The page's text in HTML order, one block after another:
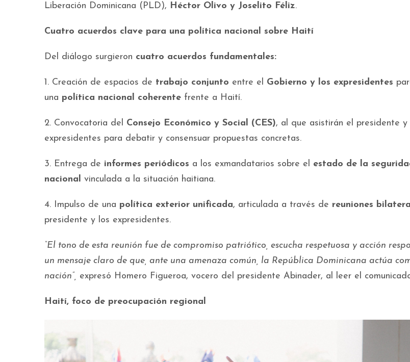
Liberación Dominicana (PLD), Héctor Olivo y Joselito Féliz.
Cuatro acuerdos clave para una política nacional sobre Haití
Del diálogo surgieron cuatro acuerdos fundamentales:
1. Creación de espacios de trabajo conjunto entre el Gobierno y los expresidentes
una política nacional coherente frente a Haití.
2. Convocatoria del Consejo Económico y Social (CES), al que asistirán el presidente y
expresidentes para debatir y consensuar propuestas concretas.
3. Entrega de informes periódicos a los exmandatarios sobre el estado de la
nacional
vinculada a la situación haitiana.
4. Impulso de una política exterior unificada, articulada a través de reuniones
presidente y los expresidentes.
“El tono de esta reunión fue de compromiso patriótico, escucha respetuosa y acción
un mensaje claro de que, ante una amenaza común, la República Dominicana actúa
nación”, expresó Homero Figueroa, vocero del presidente Abinader, al leer el
Haití, foco de preocupación regional